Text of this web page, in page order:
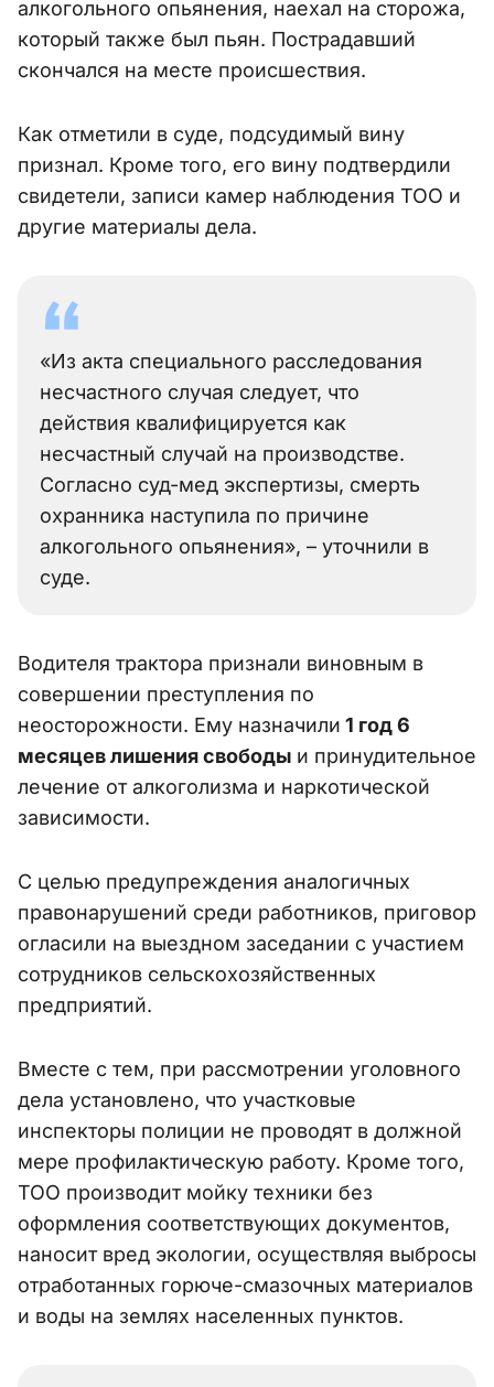
алкогольного опьянения, наехал на сторожа,
который также был пьян. Пострадавший
скончался на месте происшествия.
Как отметили в суде, подсудимый вину
признал. Кроме того, его вину подтвердили
свидетели, записи камер наблюдения ТОО и
другие материалы дела.
«Из акта специального расследования
несчастного случая следует, что
действия квалифицируется как
несчастный случай на производстве.
Согласно суд-мед экспертизы, смерть
охранника наступила по причине
алкогольного опьянения», – уточнили в
суде.
Водителя трактора признали виновным в
совершении преступления по
неосторожности. Ему назначили 1 год 6
месяцев лишения свободы и принудительное
лечение от алкоголизма и наркотической
зависимости.
С целью предупреждения аналогичных
правонарушений среди работников, приговор
огласили на выездном заседании с участием
сотрудников сельскохозяйственных
предприятий.
Вместе с тем, при рассмотрении уголовного
дела установлено, что участковые
инспекторы полиции не проводят в должной
мере профилактическую работу. Кроме того,
ТОО производит мойку техники без
оформления соответствующих документов,
наносит вред экологии, осуществляя выбросы
отработанных горюче-смазочных материалов
и воды на землях населенных пунктов.